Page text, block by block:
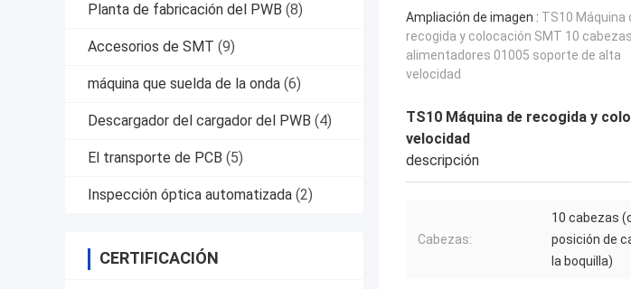
Planta de fabricación del PWB (8)
Accesorios de SMT (9)
máquina que suelda de la onda (6)
Descargador del cargador del PWB (4)
El transporte de PCB (5)
Inspección óptica automatizada (2)
CERTIFICACIÓN
Ampliación de imagen : TS10 Máquina
recogida y colocación SMT 10
alimentadores 01005 soporte de alta
velocidad
TS10 Máquina de recogida y
velocidad
descripción
Cabezas:
10 cabezas
posición de
la boquilla)